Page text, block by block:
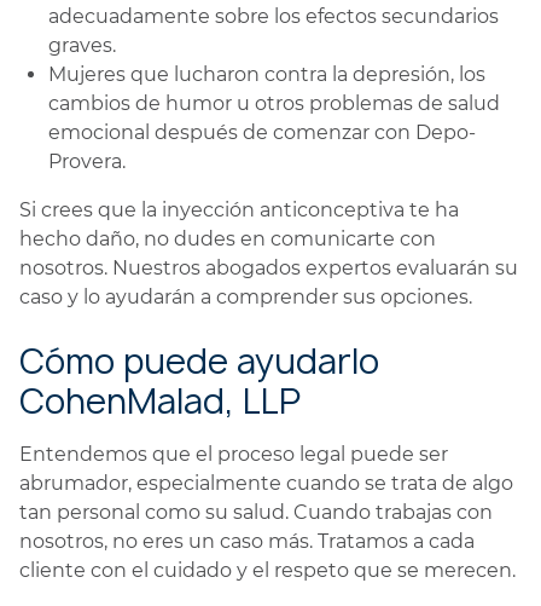
adecuadamente sobre los efectos secundarios
graves.
Mujeres que lucharon contra la depresión, los
cambios de humor u otros problemas de salud
emocional después de comenzar con Depo-
Provera.
Si crees que la inyección anticonceptiva te ha
hecho daño, no dudes en comunicarte con
nosotros. Nuestros abogados expertos evaluarán su
caso y lo ayudarán a comprender sus opciones.
Cómo puede ayudarlo
CohenMalad, LLP
Entendemos que el proceso legal puede ser
abrumador, especialmente cuando se trata de algo
tan personal como su salud. Cuando trabajas con
nosotros, no eres un caso más. Tratamos a cada
cliente con el cuidado y el respeto que se merecen.